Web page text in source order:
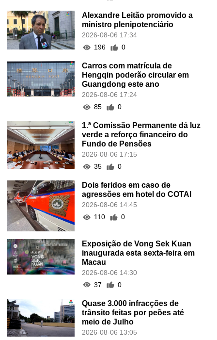
Alexandre Leitão promovido a
ministro plenipotenciário
2026-08-06 17:34
196
0
Carros com matrícula de
Hengqin poderão circular em
Guangdong este ano
2026-08-06 17:24
85
0
1.ª Comissão Permanente dá luz
verde a reforço financeiro do
Fundo de Pensões
2026-08-06 17:15
35
0
Dois feridos em caso de
agressões em hotel do COTAI
2026-08-06 14:45
110
0
Exposição de Vong Sek Kuan
inaugurada esta sexta-feira em
Macau
2026-08-06 14:30
37
0
Quase 3.000 infracções de
trânsito feitas por peões até
meio de Julho
2026-08-06 13:05